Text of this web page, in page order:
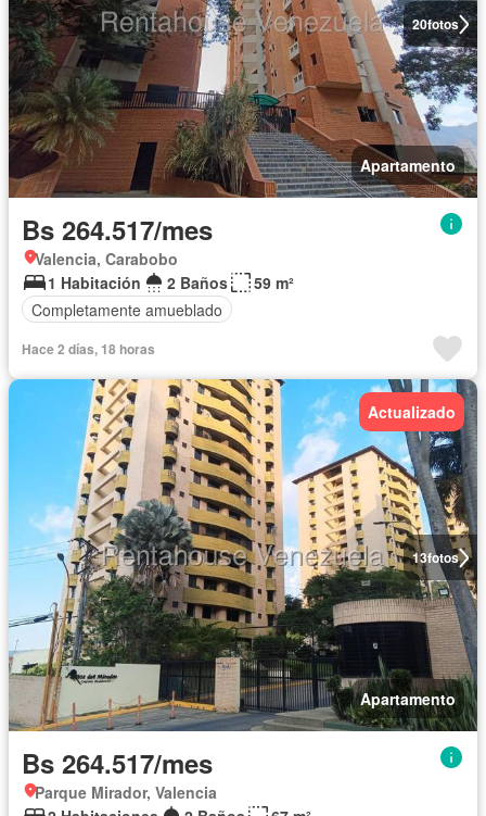
20fotos
Apartamento
Bs 264.517/mes
Valencia, Carabobo
1 Habitación
2 Baños
59 m²
Completamente amueblado
Hace 2 días, 18 horas
13fotos
Actualizado
Apartamento
Bs 264.517/mes
Parque Mirador, Valencia